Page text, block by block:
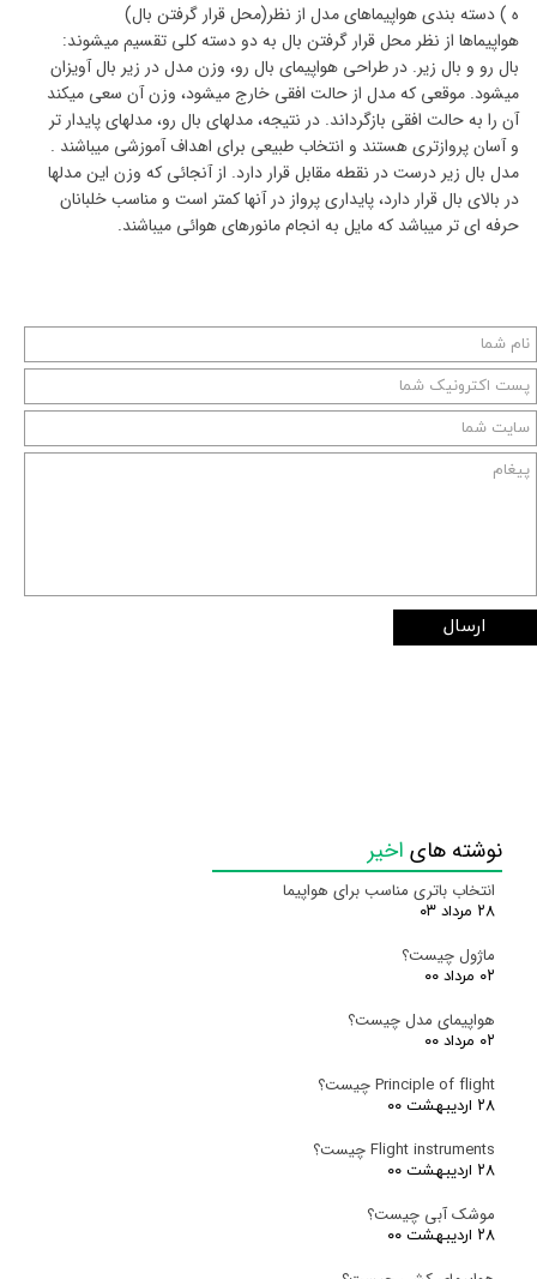
ه ) دسته بندی هواپیماهای مدل از نظر(محل قرار گرفتن بال)
هواپیماها از نظر محل قرار گرفتن بال به دو دسته کلی تقسیم میشوند:
بال رو و بال زیر. در طراحی هواپیمای بال رو، وزن مدل در زیر بال آویزان
میشود. موقعی که مدل از حالت افقی خارج میشود، وزن آن سعی میکند
آن را به حالت افقی بازگرداند. در نتیجه، مدلهای بال رو، مدلهای پایدار تر
و آسان پروازتری هستند و انتخاب طبیعی برای اهداف آموزشی میباشند .
مدل بال زیر درست در نقطه مقابل قرار دارد. از آنجائی که وزن این مدلها
در بالای بال قرار دارد، پایداری پرواز در آنها کمتر است و مناسب خلبانان
حرفه ای تر میباشد که مایل به انجام مانورهای هوائی میباشند.
ارسال
نوشته های اخیر
انتخاب باتری مناسب برای هواپیما
۲۸ مرداد ۰۳
ماژول چیست؟
۰۲ مرداد ۰۰
هواپیمای مدل چیست؟
۰۲ مرداد ۰۰
Principle of flight چیست؟
۲۸ اردیبهشت ۰۰
Flight instruments چیست؟
۲۸ اردیبهشت ۰۰
موشک آبی چیست؟
۲۸ اردیبهشت ۰۰